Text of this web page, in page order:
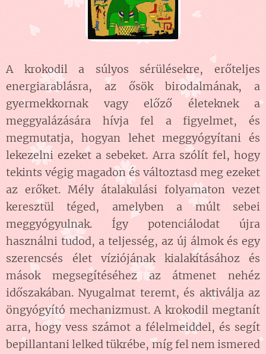
A krokodil a súlyos sérülésekre, erőteljes
energiarablásra, az ősök birodalmának, a
gyermekkornak vagy előző életeknek a
meggyalázására hívja fel a figyelmet, és
megmutatja, hogyan lehet meggyógyítani és
lekezelni ezeket a sebeket. Arra szólít fel, hogy
tekints végig magadon és változtasd meg ezeket
az erőket. Mély átalakulási folyamaton vezet
keresztül téged, amelyben a múlt sebei
meggyógyulnak. Így potenciálodat újra
használni tudod, a teljesség, az új álmok és egy
szerencsés élet víziójának kialakításához és
mások megsegítéséhez az átmenet nehéz
időszakában. Nyugalmat teremt, és aktiválja az
öngyógyító mechanizmust. A krokodil megtanít
arra, hogy vess számot a félelmeiddel, és segít
bepillantani lelked tükrébe, míg fel nem ismered